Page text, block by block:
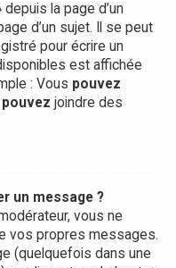
la page d’un
d’un sujet. Il se peut
pour écrire un
est affichée
: Vous pouvez
pouvez joindre des
un message ?
vous ne
vos propres messages.
(quelquefois dans une